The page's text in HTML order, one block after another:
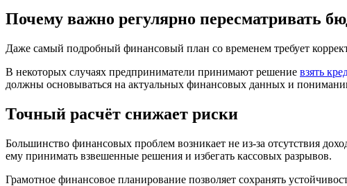
Почему важно регулярно пересматривать
Даже самый подробный финансовый план со временем требует
В некоторых случаях предприниматели принимают решение взять
должны основываться на актуальных финансовых данных и
Точный расчёт снижает риски
Большинство финансовых проблем возникает не из-за отсутствия
ему принимать взвешенные решения и избегать кассовых разрывов.
Грамотное финансовое планирование позволяет сохранять